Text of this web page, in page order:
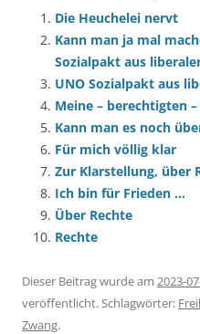
Die Heuchelei nervt
Kann man ja mal
Sozialpakt aus
UNO Sozialpakt aus
Meine – berechtigten
Kann man es noch
Für mich völlig klar
Zur Klarstellung, über
Ich bin für Frieden …
Über Rechte
Rechte
Dieser Beitrag wurde am 2023-
veröffentlicht. Schlagwörter:
Zwang.